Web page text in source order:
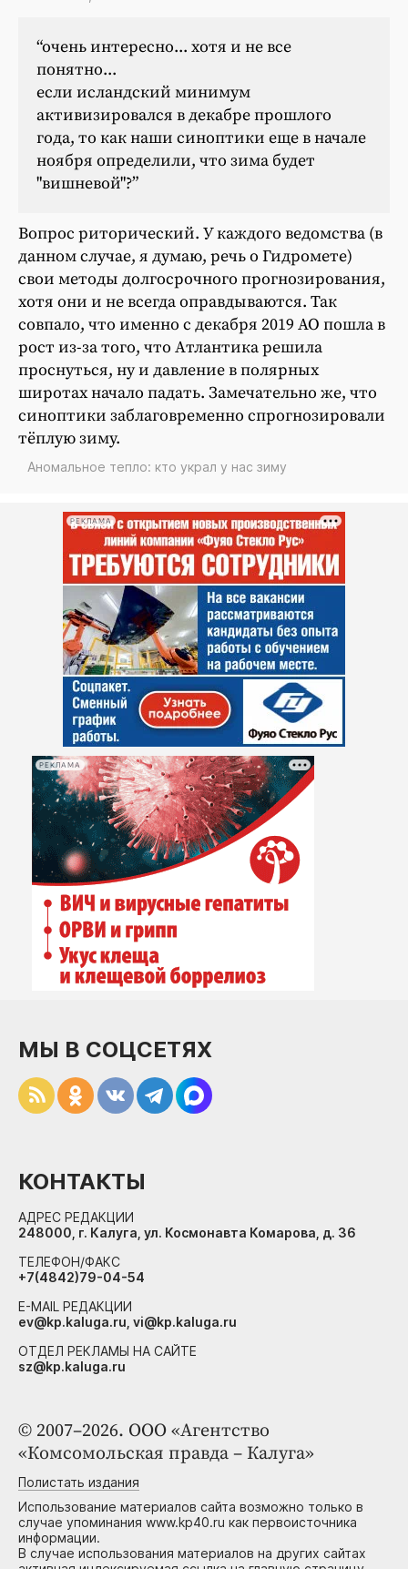
“очень интересно... хотя и не все
понятно...
если исландский минимум
активизировался в декабре прошлого
года, то как наши синоптики еще в начале
ноября определили, что зима будет
"вишневой"?”
Вопрос риторический. У каждого ведомства (в
данном случае, я думаю, речь о Гидромете)
свои методы долгосрочного прогнозирования,
хотя они и не всегда оправдываются. Так
совпало, что именно с декабря 2019 АО пошла в
рост из-за того, что Атлантика решила
проснуться, ну и давление в полярных
широтах начало падать. Замечательно же, что
синоптики заблаговременно спрогнозировали
тёплую зиму.
Аномальное тепло: кто украл у нас зиму
РЕКЛАМА
РЕКЛАМА
© 2007–2026. ООО «Агентство
«Комсомольская правда – Калуга»
Полистать издания
Использование материалов сайта возможно только в
случае упоминания www.kp40.ru как первоисточника
информации.
В случае использования материалов на других сайтах
МЫ В СОЦСЕТЯХ
КОНТАКТЫ
АДРЕС РЕДАКЦИИ
248000, г. Калуга, ул. Космонавта Комарова, д. 36
ТЕЛЕФОН/ФАКС
+7(4842)79-04-54
E-MAIL РЕДАКЦИИ
ev@kp.kaluga.ru, vi@kp.kaluga.ru
ОТДЕЛ РЕКЛАМЫ НА САЙТЕ
sz@kp.kaluga.ru